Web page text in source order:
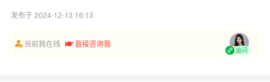
发布于 2024-12-13 16:13
当前我在线 直接咨询我
追问